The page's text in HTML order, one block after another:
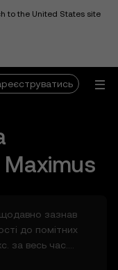
to the United States site
зазнав
до помітних
за весь час.
Goatseus